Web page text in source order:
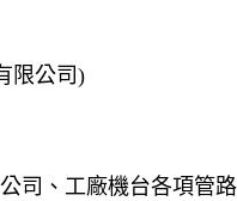
限公司)
司、工廠機台各項管